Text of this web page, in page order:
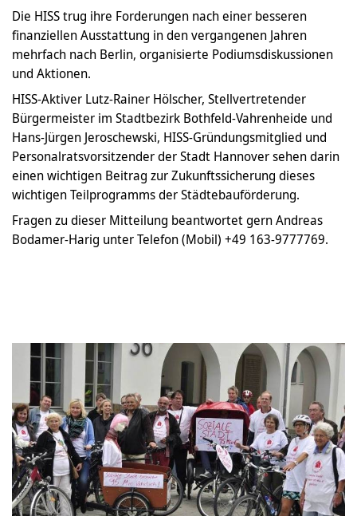
Die HISS trug ihre Forderungen nach einer besseren
finanziellen Ausstattung in den vergangenen Jahren
mehrfach nach Berlin, organisierte Podiumsdiskussionen
und Aktionen.
HISS-Aktiver Lutz-Rainer Hölscher, Stellvertretender
Bürgermeister im Stadtbezirk Bothfeld-Vahrenheide und
Hans-Jürgen Jeroschewski, HISS-Gründungsmitglied und
Personalratsvorsitzender der Stadt Hannover sehen darin
einen wichtigen Beitrag zur Zukunftssicherung dieses
wichtigen Teilprogramms der Städtebauförderung.
Fragen zu dieser Mitteilung beantwortet gern Andreas
Bodamer-Harig unter Telefon (Mobil) +49 163-9777769.